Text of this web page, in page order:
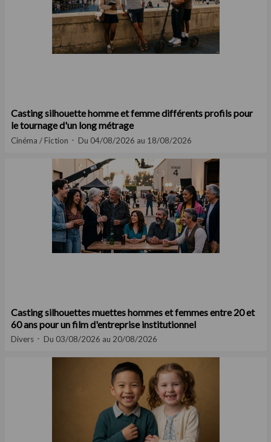
Casting silhouette homme et femme différents profils pour
le tournage d'un long métrage
Cinéma / Fiction Du 04/08/2026 au 18/08/2026
Casting silhouettes muettes hommes et femmes entre 20 et
60 ans pour un film d'entreprise institutionnel
Divers Du 03/08/2026 au 20/08/2026